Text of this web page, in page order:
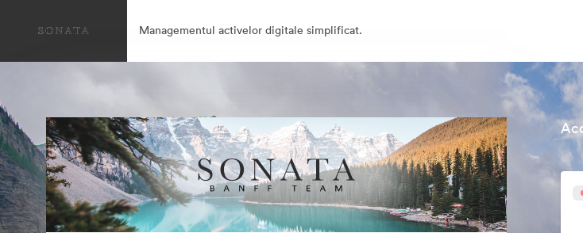
Managementul activelor digitale simplificat.